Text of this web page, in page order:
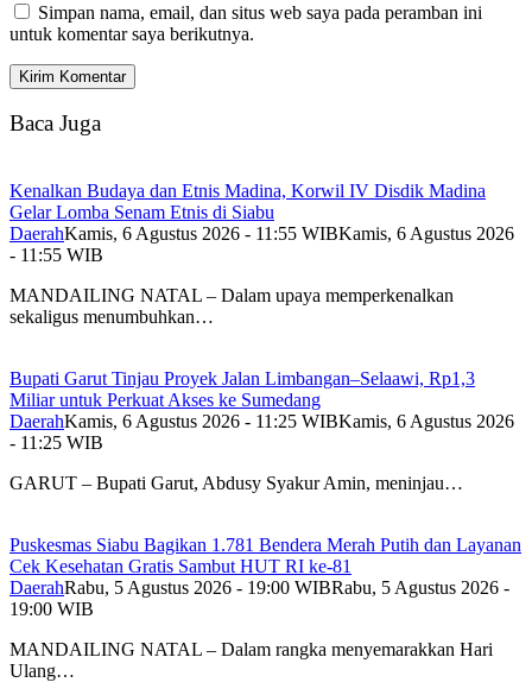
Simpan nama, email, dan situs web saya pada peramban ini
untuk komentar saya berikutnya.
Baca Juga
Kenalkan Budaya dan Etnis Madina, Korwil IV Disdik Madina
Gelar Lomba Senam Etnis di Siabu
DaerahKamis, 6 Agustus 2026 - 11:55 WIBKamis, 6 Agustus 2026
- 11:55 WIB
MANDAILING NATAL – Dalam upaya memperkenalkan
sekaligus menumbuhkan…
Bupati Garut Tinjau Proyek Jalan Limbangan–Selaawi, Rp1,3
Miliar untuk Perkuat Akses ke Sumedang
DaerahKamis, 6 Agustus 2026 - 11:25 WIBKamis, 6 Agustus 2026
- 11:25 WIB
GARUT – Bupati Garut, Abdusy Syakur Amin, meninjau…
Puskesmas Siabu Bagikan 1.781 Bendera Merah Putih dan Layanan
Cek Kesehatan Gratis Sambut HUT RI ke-81
DaerahRabu, 5 Agustus 2026 - 19:00 WIBRabu, 5 Agustus 2026 -
19:00 WIB
MANDAILING NATAL – Dalam rangka menyemarakkan Hari
Ulang…